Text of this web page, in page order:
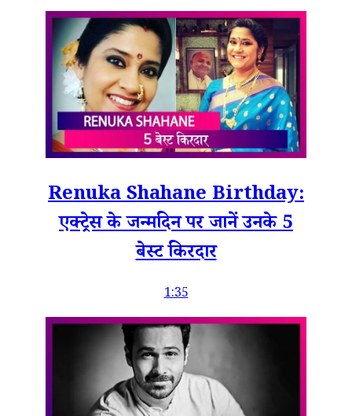
Renuka Shahane Birthday:
एक्ट्रेस के जन्मदिन पर जानें उनके 5
बेस्ट किरदार
1:35